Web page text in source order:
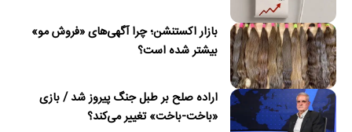
بازار اکستنشن؛ چرا آگهی‌های «فروش مو»
بیشتر شده است؟
اراده صلح بر طبل جنگ پیروز شد / بازی
«باخت-باخت» تغییر می‌کند؟